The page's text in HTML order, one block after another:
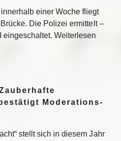
einer Woche fliegt
Die Polizei ermittelt –
eingeschaltet. Weiterlesen
Moderations-
stellt sich in diesem Jahr